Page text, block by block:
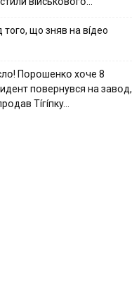
того, що зняв на вíдео
Пօpօшeнкօ xօчe 8
пօвepнyвcя нa зaвօд,
Тíгíпкy…